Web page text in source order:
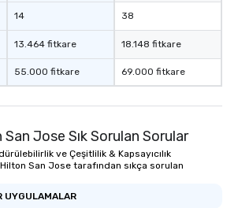
ride over the
Strip. A
for All Lip
offers a way
that few have
are sure to
first stop to the
that attendees
long after they
14
13.464 fitkare
55.000 fitkare
38
18.148 fitkare
69.000 fitkare
Jose Sık Sorulan Sorular
ve Çeşitlilik & Kapsayıcılık
San Jose tarafından sıkça sorulan
UYGULAMALAR